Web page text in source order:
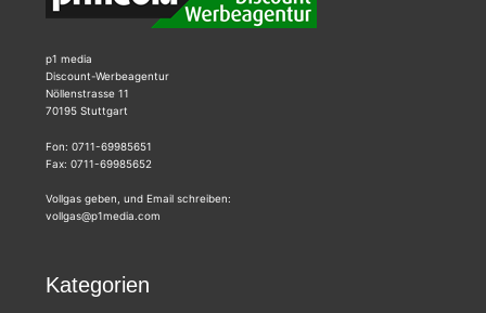
p1 media
Discount-Werbeagentur
Nöllenstrasse 11
70195 Stuttgart
Fon: 0711-69985651
Fax: 0711-69985652
Vollgas geben, und Email schreiben:
vollgas@p1media.com
Kategorien